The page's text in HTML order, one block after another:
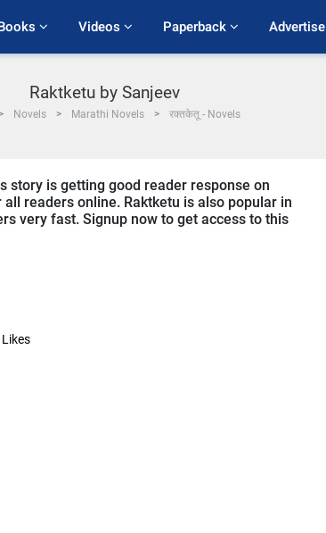
Videos Paperback Advertise
Raktketu by Sanjeev
Novels Marathi Novels रक्तकेतू - Novels
story is getting good reader response on
readers online. Raktketu is also popular in
very fast. Signup now to get access to this
Likes